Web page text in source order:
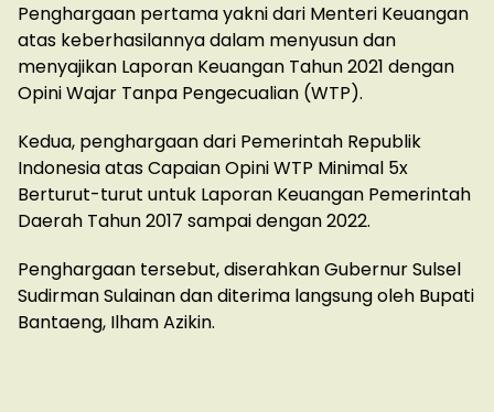
Penghargaan pertama yakni dari Menteri Keuangan
atas keberhasilannya dalam menyusun dan
menyajikan Laporan Keuangan Tahun 2021 dengan
Opini Wajar Tanpa Pengecualian (WTP).
Kedua, penghargaan dari Pemerintah Republik
Indonesia atas Capaian Opini WTP Minimal 5x
Berturut-turut untuk Laporan Keuangan Pemerintah
Daerah Tahun 2017 sampai dengan 2022.
Penghargaan tersebut, diserahkan Gubernur Sulsel
Sudirman Sulainan dan diterima langsung oleh Bupati
Bantaeng, Ilham Azikin.